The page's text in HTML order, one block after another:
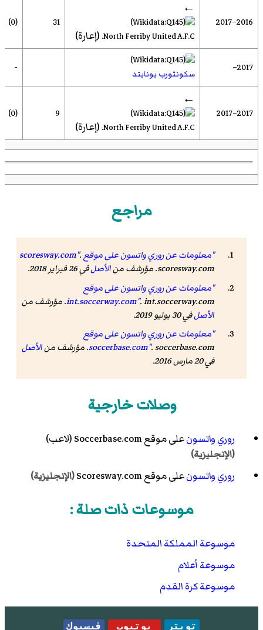
2016–2017
←
North Ferriby United A.F.C. (إعارة)
31
(0)
2017–
سكونثورب يونايتد -
2017–2017
←
North Ferriby United A.F.C. (إعارة)
9
(0)
مراجع
"معلومات عن روري واتسون على موقع scoresway.com".
scoresway.com. مؤرشف من
الأصلفي 26 فبراير 2018.
"معلومات عن روري واتسون على موقع
int.soccerway.com". int.soccerway.com. مؤرشف من
الأصلفي 30 يوليو 2019.
"معلومات عن روري واتسون على موقع
soccerbase.com". soccerbase.com. مؤرشف من
الأصل
في 20 مارس 2016.
وصلات خارجية
روري واتسونعلى موقع Soccerbase.com (لاعب)
(الإنجليزية)
روري واتسونعلى موقع Scoresway.com (الإنجليزية)
موسوعات ذات صلة :
موسوعة المملكة المتحدة
موسوعة أعلام
موسوعة كرة القدم
تويتر يوتيوب فيسبوك